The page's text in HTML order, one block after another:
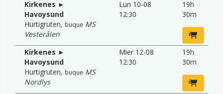
Kirkenes ►
Havoysund
Hurtigruten, buque MS
Vesterålen
Lun 10-08
12:30
19h
30m
Kirkenes ►
Havoysund
Hurtigruten, buque MS
Nordlys
Mier 12-08
12:30
19h
30m